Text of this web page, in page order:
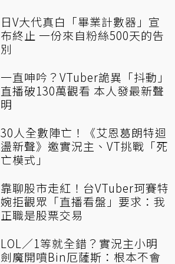
日V大代真白「畢業計數器」宣
布終止 一份來自粉絲500天的告
別
一直呻吟？VTuber詭異「抖動」
直播破130萬觀看 本人發最新聲
明
30人全數陣亡！《艾恩葛朗特迴
盪新聲》邀實況主、VT挑戰「死
亡模式」
靠聊股市走紅！台VTuber珂賽特
婉拒觀眾「直播看盤」要求：我
正職是股票交易
LOL／1等就全錯？實況主小明
劍魔開噴Bin厄薩斯：根本不會